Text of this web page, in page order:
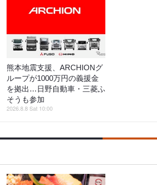
熊本地震支援、ARCHIONグ
ループが1000万円の義援金
を拠出…日野自動車・三菱ふ
そうも参加
2026.8.8 Sat 10:00